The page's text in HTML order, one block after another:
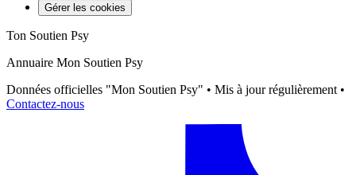
Gérer les cookies
Ton Soutien Psy
Annuaire Mon Soutien Psy
Données officielles "Mon Soutien Psy" • Mis à jour régulièrement •
Contactez-nous